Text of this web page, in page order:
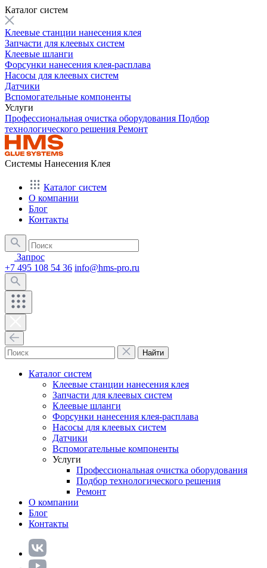
Каталог систем
Клеевые станции нанесения клея
Запчасти для клеевых систем
Клеевые шланги
Форсунки нанесения клея-расплава
Насосы для клеевых систем
Датчики
Вспомогательные компоненты
Услуги
Профессиональная очистка оборудования Подбор
технологического решения Ремонт
Системы Нанесения Клея
Каталог систем
О компании
Блог
Контакты
Запрос
+7 495 108 54 36 info@hms-pro.ru
Найти
Каталог систем
Клеевые станции нанесения клея
Запчасти для клеевых систем
Клеевые шланги
Форсунки нанесения клея-расплава
Насосы для клеевых систем
Датчики
Вспомогательные компоненты
Услуги
Профессиональная очистка оборудования
Подбор технологического решения
Ремонт
О компании
Блог
Контакты